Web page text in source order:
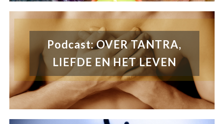
Podcast: OVER TANTRA,
LIEFDE EN HET LEVEN